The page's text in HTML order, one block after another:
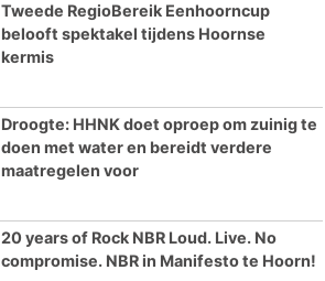
Tweede RegioBereik Eenhoorncup
belooft spektakel tijdens Hoornse
kermis
Droogte: HHNK doet oproep om zuinig te
doen met water en bereidt verdere
maatregelen voor
20 years of Rock NBR Loud. Live. No
compromise. NBR in Manifesto te Hoorn!